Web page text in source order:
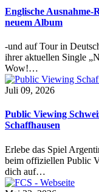
Englische Ausnahme-
neuem Album
-und auf Tour in
ihrer aktuellen Single
Wow!…
Juli 09, 2026
Public Viewing
Schaffhausen
Erlebe das Spiel
beim offiziellen Public
dich auf…